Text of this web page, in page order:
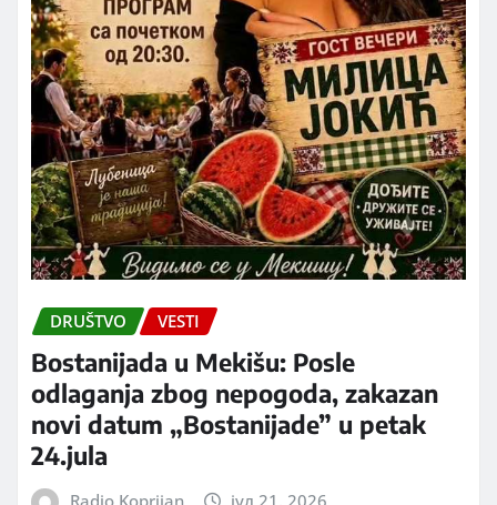
DRUŠTVO VESTI
Bostanijada u Mekišu: Posle
odlaganja zbog nepogoda, zakazan
novi datum „Bostanijade” u petak
24.jula
Radio Koprijan јул 21, 2026